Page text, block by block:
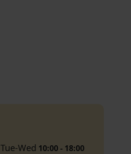
Tue-Wed 10:00 - 18:00